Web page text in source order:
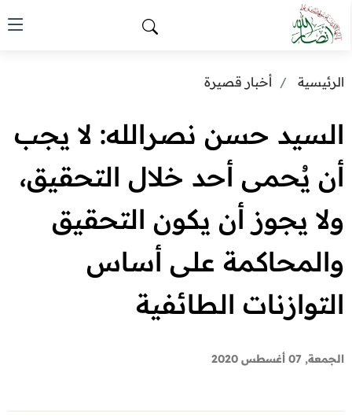
الرئيسية أخبار قصيرة
السيد حسن نصرالله: لا يجب
أن يُحمى أحد خلال التحقيق،
ولا يجوز أن يكون التحقيق
والمحاكمة على أساس
التوازنات الطائفية
الجمعة, 07 أغسطس 2020